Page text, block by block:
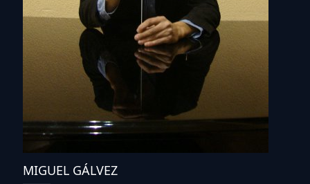
MIGUEL GÁLVEZ